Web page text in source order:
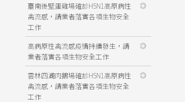
臺南後壁蛋雞場確診H5N1高原病性
禽流感，請業者落實各項生物安全
工作
高病原性禽流感疫情持續發生，請
業者落實各項生物安全工作
雲林四湖肉鵝場確診H5N1高原病性
禽流感，請業者落實各項生物安全
工作